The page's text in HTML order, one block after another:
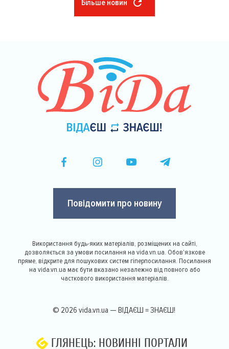
Більше новин
Повідомити про новину
Використання будь-яких матеріалів, розміщених на сайті,
дозволяється за умови посилання на vida.vn.ua. Обов'язкове
пряме, відкрите для пошукових систем гіперпосилання. Посилання
на vida.vn.ua має бути вказано незалежно від повного або
часткового використання матеріалів.
© 2026 vida.vn.ua — ВІДАЄШ = ЗНАЄШ!
ГЛЯНЕЦЬ: НОВИННІ ПОРТАЛИ